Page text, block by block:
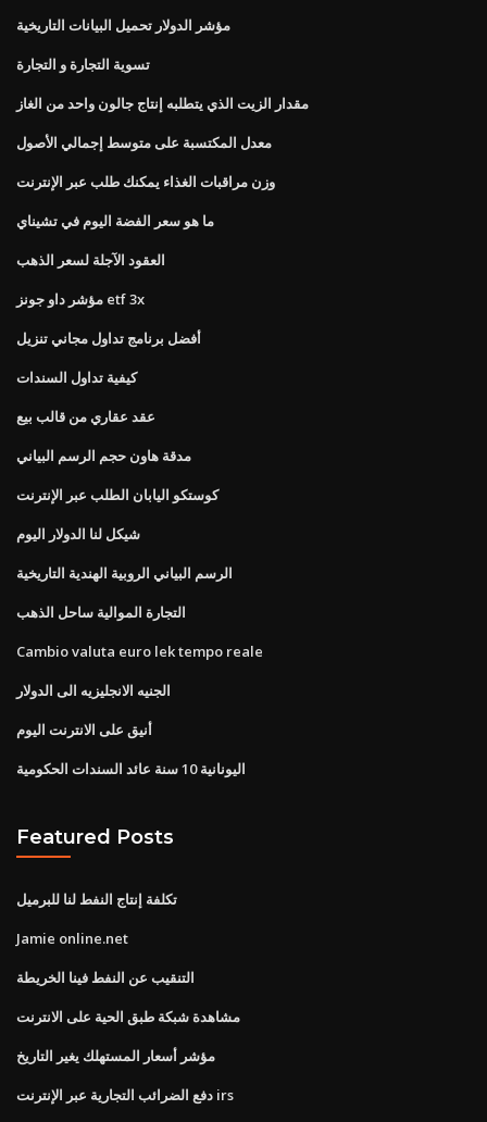
مؤشر الدولار تحميل البيانات التاريخية
تسوية التجارة و التجارة
مقدار الزيت الذي يتطلبه إنتاج جالون واحد من الغاز
معدل المكتسبة على متوسط ​​إجمالي الأصول
وزن مراقبات الغذاء يمكنك طلب عبر الإنترنت
ما هو سعر الفضة اليوم في تشيناي
العقود الآجلة لسعر الذهب
مؤشر داو جونز etf 3x
أفضل برنامج تداول مجاني تنزيل
كيفية تداول السندات
عقد عقاري من قالب بيع
مدقة هاون حجم الرسم البياني
كوستكو اليابان الطلب عبر الإنترنت
شيكل لنا الدولار اليوم
الرسم البياني الروبية الهندية التاريخية
التجارة الموالية ساحل الذهب
Cambio valuta euro lek tempo reale
الجنيه الانجليزيه الى الدولار
أنيق على الانترنت اليوم
اليونانية 10 سنة عائد السندات الحكومية
Featured Posts
تكلفة إنتاج النفط لنا للبرميل
Jamie online.net
التنقيب عن النفط فينا الخريطة
مشاهدة شبكة طبق الحية على الانترنت
مؤشر أسعار المستهلك يغير التاريخ
دفع الضرائب التجارية عبر الإنترنت irs